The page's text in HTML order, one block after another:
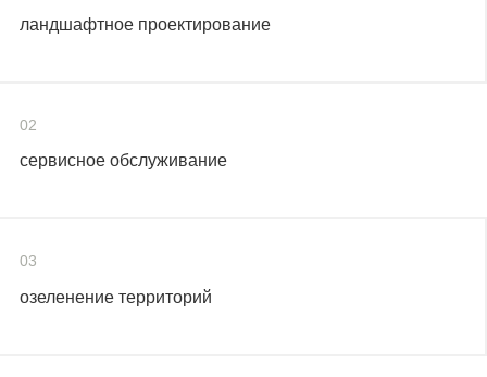
ландшафтное проектирование
02
сервисное обслуживание
03
озеленение территорий